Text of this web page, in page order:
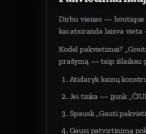
Dirbu vienas — boutique
kai atsiranda laisva
Kodėl pakvietimai?
prašymą — taip išlaikau
Atidaryk kainų
Jei tinka — įjunk
Spausk „Gauti
Gausi patvirtinimą